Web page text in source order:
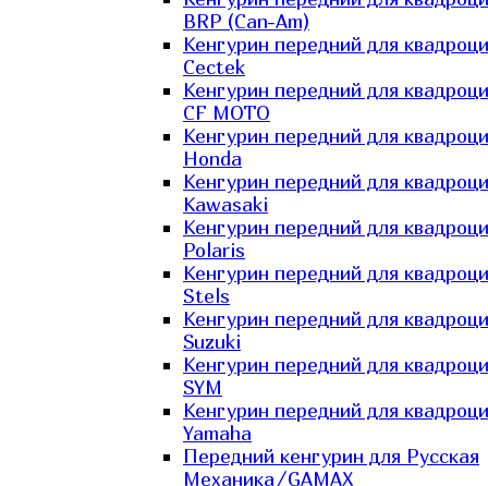
BRP (Can-Am)
Кенгурин передний для
Cectek
Кенгурин передний для
CF MOTO
Кенгурин передний для
Honda
Кенгурин передний для
Kawasaki
Кенгурин передний для
Polaris
Кенгурин передний для
Stels
Кенгурин передний для
Suzuki
Кенгурин передний для
SYM
Кенгурин передний для
Yamaha
Передний кенгурин для Русская
Механика/GAMAX